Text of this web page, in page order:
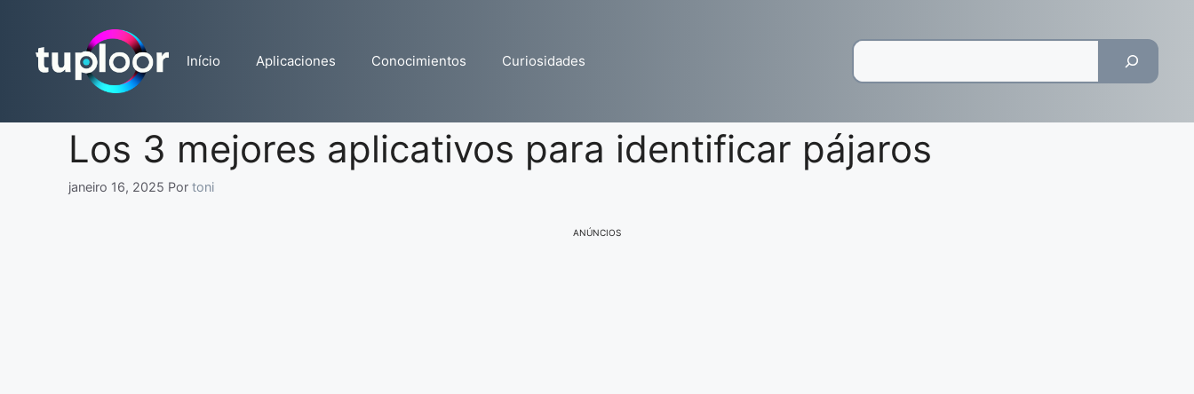
conteúdo
Início Aplicaciones Conocimientos Curiosidades
Los 3 mejores aplicativos para identificar pájaros
janeiro 16, 2025 Por toni
ANÚNCIOS